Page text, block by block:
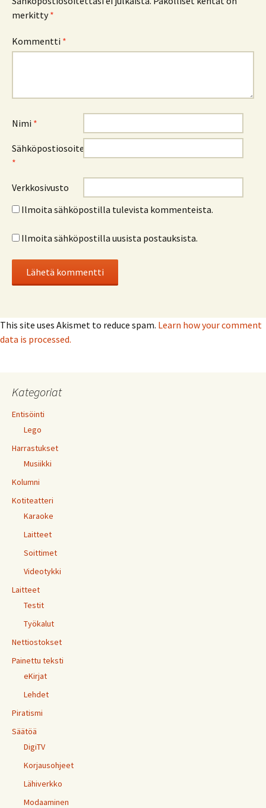
merkitty*
Kommentti *
Nimi *
Sähköpostiosoite
*
Verkkosivusto
Ilmoita sähköpostilla tulevista kommenteista.
Ilmoita sähköpostilla uusista postauksista.
This site uses Akismet to reduce spam. Learn how your comment
data is processed.
Kategoriat
Entisöinti
Lego
Harrastukset
Musiikki
Kolumni
Kotiteatteri
Karaoke
Laitteet
Soittimet
Videotykki
Laitteet
Testit
Työkalut
Nettiostokset
Painettu teksti
eKirjat
Lehdet
Piratismi
Säätöä
DigiTV
Korjausohjeet
Lähiverkko
Modaaminen